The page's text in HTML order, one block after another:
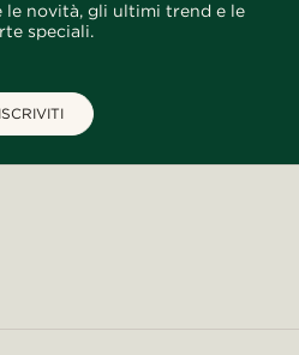
novità, gli ultimi trend e le
speciali.
ISCRIVITI